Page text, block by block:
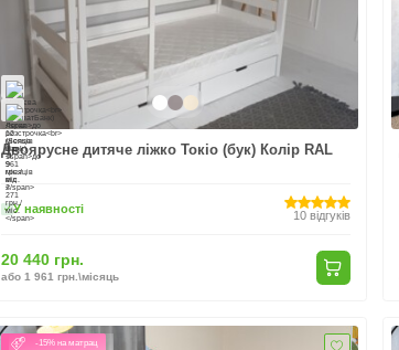
Двоярусне дитяче ліжко Токіо (бук) Колір RAL
У наявності 10 відгуків
20 440 грн.
або 1 961 грн.\місяць
-15% на матрац